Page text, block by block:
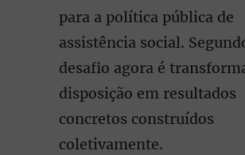
para a política pública de
assistência social.
desafio agora é
disposição em resultados
concretos construídos
coletivamente.